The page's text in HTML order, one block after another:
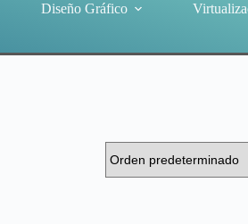
Diseño Gráfico